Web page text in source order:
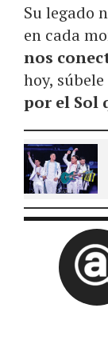
Su legado
en cada
nos
hoy,
por el Sol